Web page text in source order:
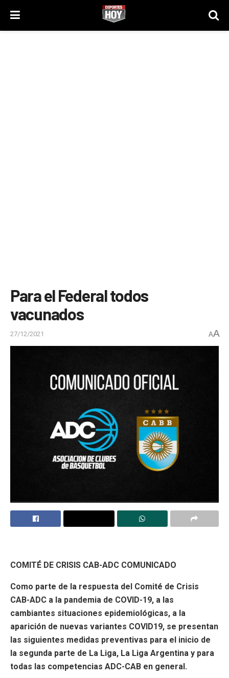
Para el Federal todos
vacunados
27/12/2021 AA
COMITÉ DE CRISIS CAB-ADC COMUNICADO
Como parte de la respuesta del Comité de Crisis
CAB-ADC a la pandemia de COVID-19, a las
cambiantes situaciones epidemiológicas, a la
aparición de nuevas variantes COVID19, se presentan
las siguientes medidas preventivas para el inicio de
la segunda parte de La Liga, La Liga Argentina y para
todas las competencias ADC-CAB en general.